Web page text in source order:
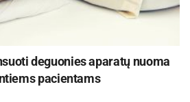
deguonies aparatų nuoma
pacientams